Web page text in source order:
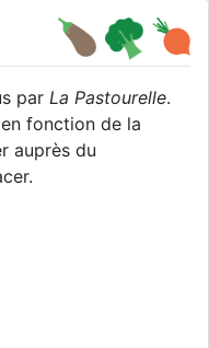
par La Pastourelle.
fonction de la
auprès du